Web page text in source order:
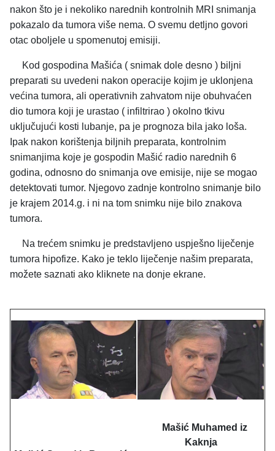
nakon što je i nekoliko narednih kontrolnih MRI snimanja
pokazalo da tumora više nema. O svemu detljno govori
otac oboljele u spomenutoj emisiji.
Kod gospodina Mašića ( snimak dole desno ) biljni
preparati su uvedeni nakon operacije kojim je uklonjena
većina tumora, ali operativnih zahvatom nije obuhvaćen
dio tumora koji je urastao ( infiltrirao ) okolno tkivu
uključujući kosti lubanje, pa je prognoza bila jako loša.
Ipak nakon korištenja biljnih preparata, kontrolnim
snimanjima koje je gospodin Mašić radio narednih 6
godina, odnosno do snimanja ove emisije, nije se mogao
detektovati tumor. Njegovo zadnje kontrolno snimanje bilo
je krajem 2014.g. i ni na tom snimku nije bilo znakova
tumora.
Na trećem snimku je predstavljeno uspješno liječenje
tumora hipofize. Kako je teklo liječenje našim preparata,
možete saznati ako kliknete na donje ekrane.
Mašić Muhamed iz
Kaknja